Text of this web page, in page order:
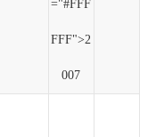
="#FFF
FFF">2
007